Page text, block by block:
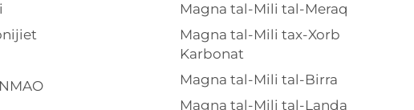
Magna tal-Mili tal-Meraq
Magna tal-Mili tax-Xorb
Karbonat
Magna tal-Mili tal-Birra
Magna tal-Mili tal-Landa